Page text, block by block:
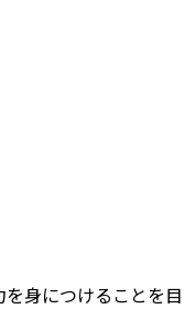
身につけることを目